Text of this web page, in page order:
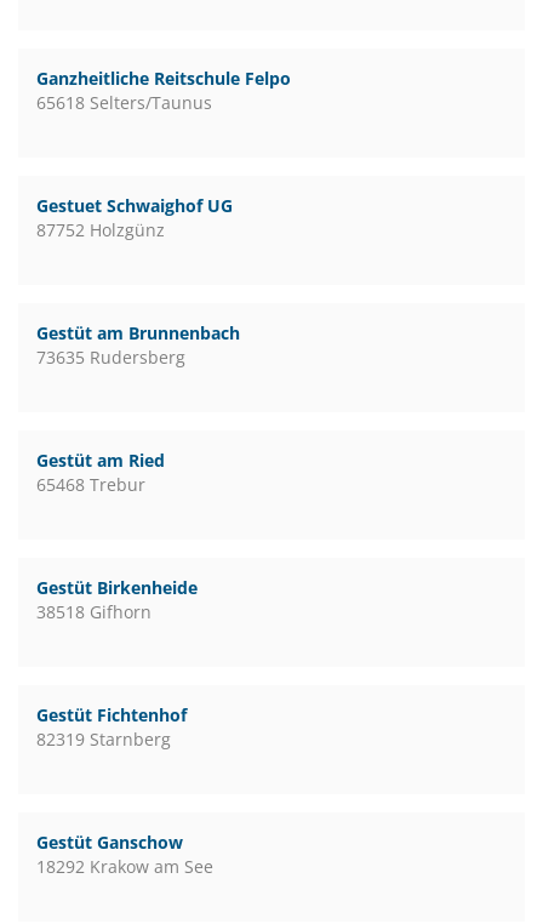
Ganzheitliche Reitschule Felpo
65618 Selters/Taunus
Gestuet Schwaighof UG
87752 Holzgünz
Gestüt am Brunnenbach
73635 Rudersberg
Gestüt am Ried
65468 Trebur
Gestüt Birkenheide
38518 Gifhorn
Gestüt Fichtenhof
82319 Starnberg
Gestüt Ganschow
18292 Krakow am See